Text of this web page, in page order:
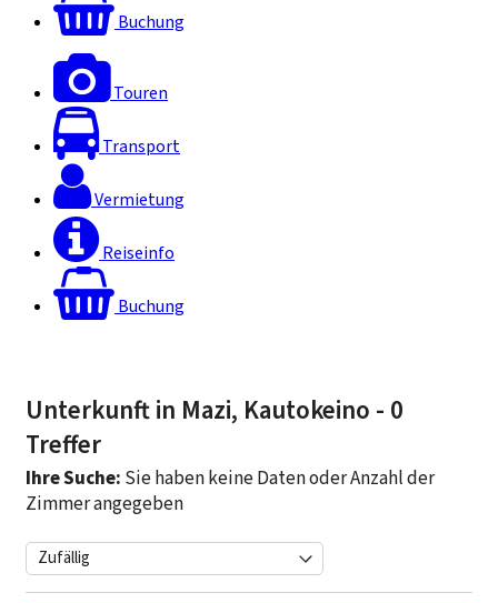
Buchung
Touren
Transport
Vermietung
Reiseinfo
Buchung
Unterkunft in Mazi, Kautokeino - 0
Treffer
Ihre Suche: Sie haben keine Daten oder Anzahl der
Zimmer angegeben